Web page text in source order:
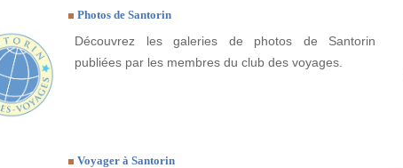
Photos de Santorin
Découvrez les galeries de photos de Santorin
publiées par les membres du club des voyages.
Voyager à Santorin